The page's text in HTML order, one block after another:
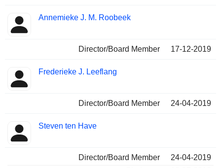
Annemieke J. M. Roobeek
Director/Board Member 17-12-2019
Frederieke J. Leeflang
Director/Board Member 24-04-2019
Steven ten Have
Director/Board Member
24-04-2019